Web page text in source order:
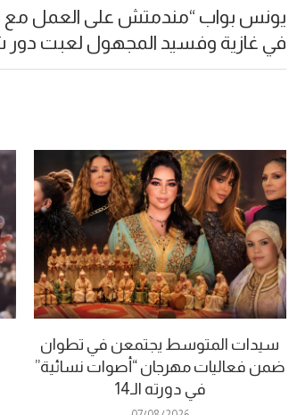
يونس بواب “مندمتش على العمل
في غازية وفسيد المجهول لعبت دور
سيدات المتوسط يجتمعن في تطوان
ضمن فعاليات مهرجان “أصوات نسائية”
في دورته الـ14